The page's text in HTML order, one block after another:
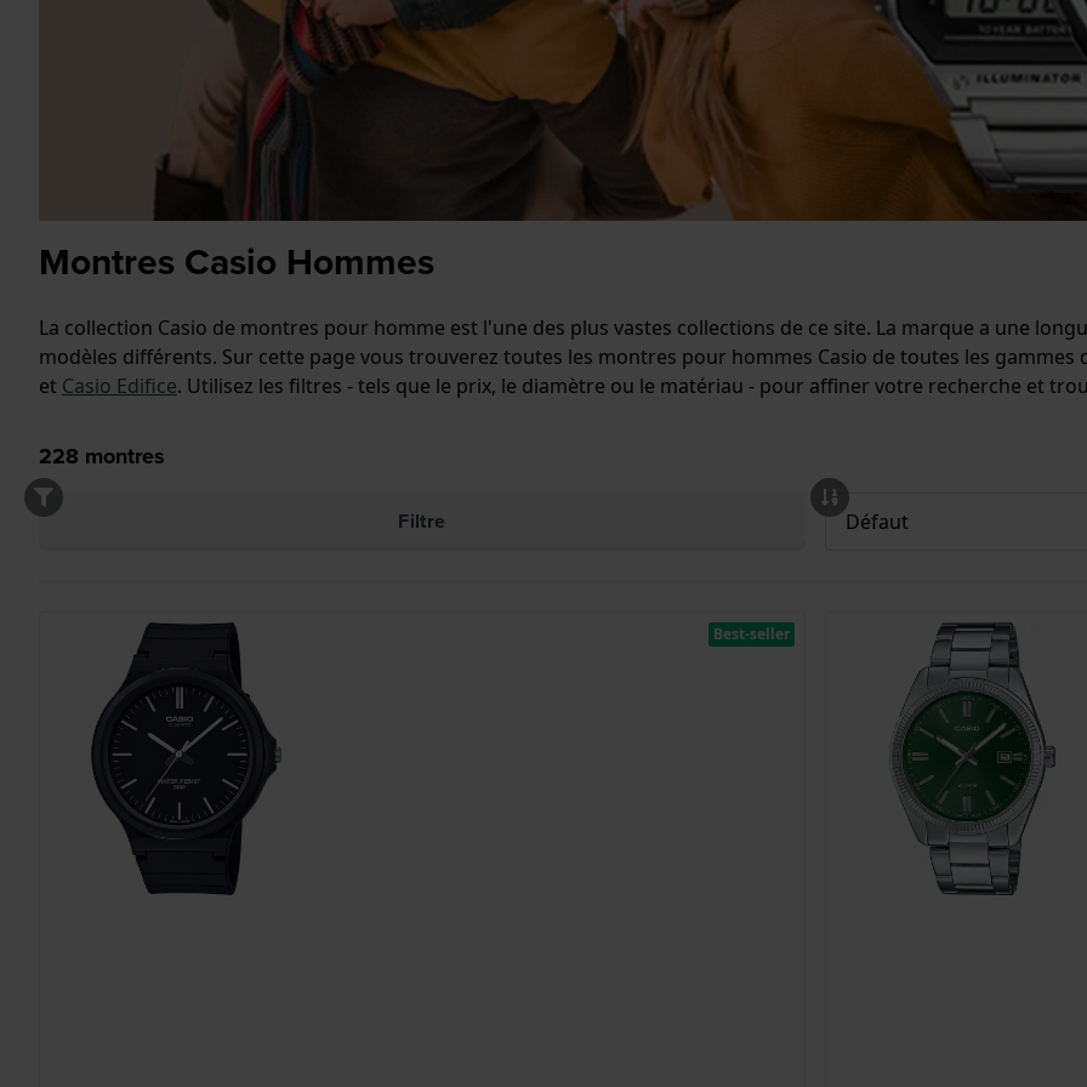
Montres Casio Hommes
La collection Casio de montres pour homme est l'une des plus vastes collections de ce site. La marque a une
modèles différents. Sur cette page vous trouverez toutes les montres pour hommes Casio de toutes les gammes
et Casio Edifice. Utilisez les filtres - tels que le prix, le diamètre ou le matériau - pour affiner votre recherche et
228 montres
Filtre
Best-seller